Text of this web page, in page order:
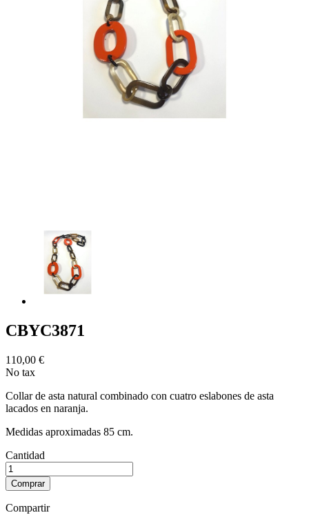
CBYC3871
110,00 €
No tax
Collar de asta natural combinado con cuatro eslabones de asta
lacados en naranja.
Medidas aproximadas 85 cm.
Cantidad
Comprar
Compartir